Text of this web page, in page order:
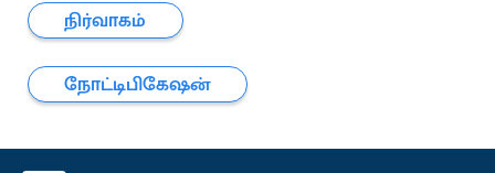
நிர்வாகம்
நோட்டிபிகேஷன்